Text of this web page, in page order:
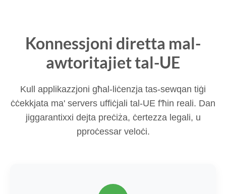
Konnessjoni diretta mal-
awtoritajiet tal-UE
Kull applikazzjoni għal-liċenzja tas-sewqan tiġi
ċċekkjata ma' servers uffiċjali tal-UE f'ħin reali. Dan
jiggarantixxi dejta preċiża, ċertezza legali, u
pproċessar veloċi.